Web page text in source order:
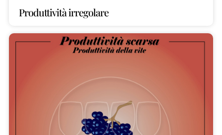
Produttività irregolare